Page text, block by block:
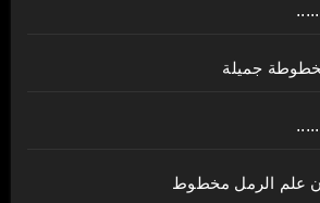
مخطوطة جميلة
علم الرمل مخطوط